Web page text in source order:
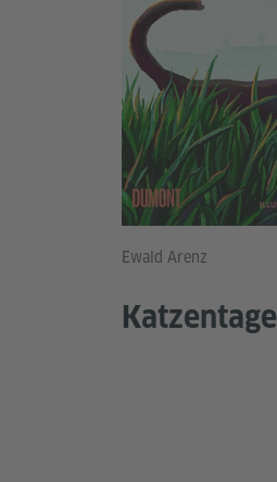
Ewald Arenz
Katzentage